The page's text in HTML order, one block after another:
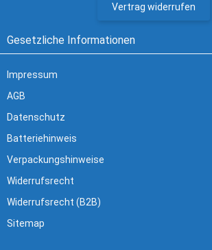
Vertrag widerrufen
Gesetzliche Informationen
Impressum
AGB
Datenschutz
Batteriehinweis
Verpackungshinweise
Widerrufsrecht
Widerrufsrecht (B2B)
Sitemap